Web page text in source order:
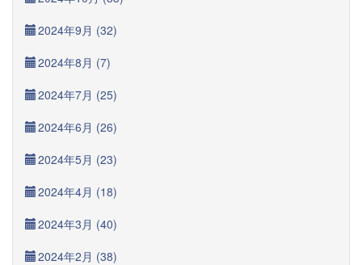
2024年9月 (32)
2024年8月 (7)
2024年7月 (25)
2024年6月 (26)
2024年5月 (23)
2024年4月 (18)
2024年3月 (40)
2024年2月 (38)